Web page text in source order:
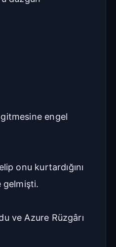
18px
Düz Manga-TR
engel
onu kurtardığını
gelmişti.
ve Azure Rüzgârı